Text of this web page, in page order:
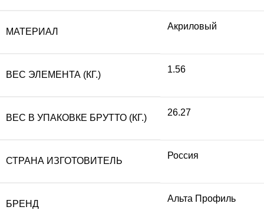
МАТЕРИАЛ
Акриловый
ВЕС ЭЛЕМЕНТА (КГ.)
1.56
ВЕС В УПАКОВКЕ БРУТТО (КГ.)
26.27
СТРАНА ИЗГОТОВИТЕЛЬ
Россия
БРЕНД
Альта Профиль